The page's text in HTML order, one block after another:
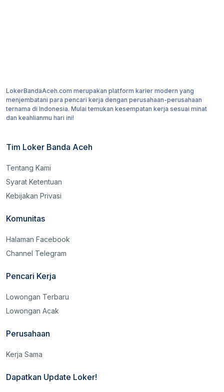
LokerBandaAceh.com merupakan platform karier modern yang
menjembatani para pencari kerja dengan perusahaan-perusahaan
ternama di Indonesia. Mulai temukan kesempatan kerja sesuai minat
dan keahlianmu hari ini!
Tim Loker Banda Aceh
Tentang Kami
Syarat Ketentuan
Kebijakan Privasi
Komunitas
Halaman Facebook
Channel Telegram
Pencari Kerja
Lowongan Terbaru
Lowongan Acak
Perusahaan
Kerja Sama
Dapatkan Update Loker!